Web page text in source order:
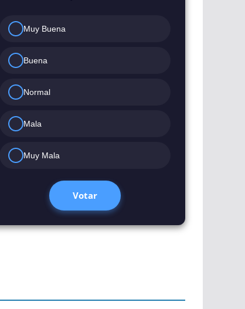
Muy Buena
Buena
Normal
Mala
Muy Mala
Votar